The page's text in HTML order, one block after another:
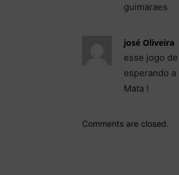
guimaraes
josé Oliveira
esse jogo
esperando
Mata !
Comments are closed.